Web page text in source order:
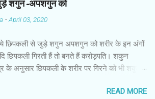
शगुन-अपशगुन को
-April 03, 2020
छिपकली से जुड़े शगुन अपशगुन को शरीर के इन अंगों
छिपकली गिरती हैं तो बनते हैं करोड़पति। शकुन
के अनुसार छिपकली के शरीर पर गिरने को भी शकुन/
जाती है, एक जंगली और एक घरेलू। छिपकली की जंगली
READ MORE